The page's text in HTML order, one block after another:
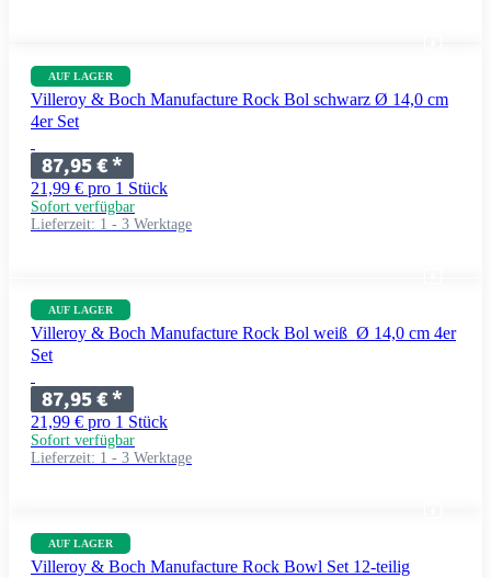
AUF LAGER
Villeroy & Boch Manufacture Rock Bol schwarz Ø 14,0 cm
4er Set
87,95 €*
21,99 € pro 1 Stück
Sofort verfügbar
Lieferzeit: 1 - 3 Werktage
AUF LAGER
Villeroy & Boch Manufacture Rock Bol weiß Ø 14,0 cm 4er
Set
87,95 €*
21,99 € pro 1 Stück
Sofort verfügbar
Lieferzeit: 1 - 3 Werktage
AUF LAGER
Villeroy & Boch Manufacture Rock Bowl Set 12-teilig